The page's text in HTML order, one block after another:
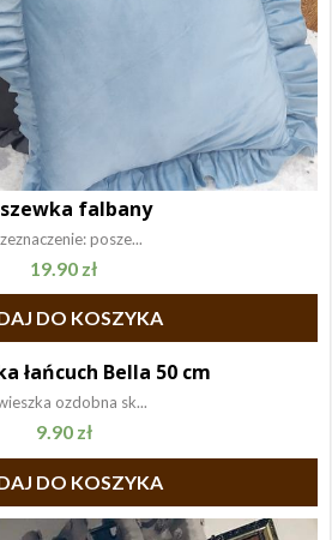
falbany
posze...
19.90 zł
DO KOSZYKA
łańcuch Bella 50 cm
ozdobna sk...
9.90 zł
DO KOSZYKA